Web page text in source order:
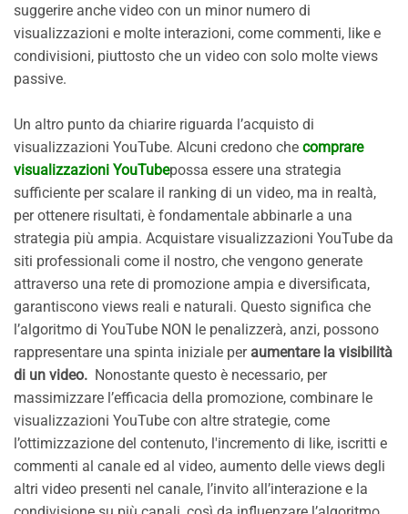
suggerire anche video con un minor numero di
visualizzazioni e molte interazioni, come commenti, like e
condivisioni, piuttosto che un video con solo molte views
passive.
Un altro punto da chiarire riguarda l’acquisto di
visualizzazioni YouTube. Alcuni credono che comprare
visualizzazioni YouTubepossa essere una strategia
sufficiente per scalare il ranking di un video, ma in realtà,
per ottenere risultati, è fondamentale abbinarle a una
strategia più ampia. Acquistare visualizzazioni YouTube da
siti professionali come il nostro, che vengono generate
attraverso una rete di promozione ampia e diversificata,
garantiscono views reali e naturali. Questo significa che
l’algoritmo di YouTube NON le penalizzerà, anzi, possono
rappresentare una spinta iniziale per aumentare la visibilità
di un video. Nonostante questo è necessario, per
massimizzare l’efficacia della promozione, combinare le
visualizzazioni YouTube con altre strategie, come
l’ottimizzazione del contenuto, l'incremento di like, iscritti e
commenti al canale ed al video, aumento delle views degli
altri video presenti nel canale, l’invito all’interazione e la